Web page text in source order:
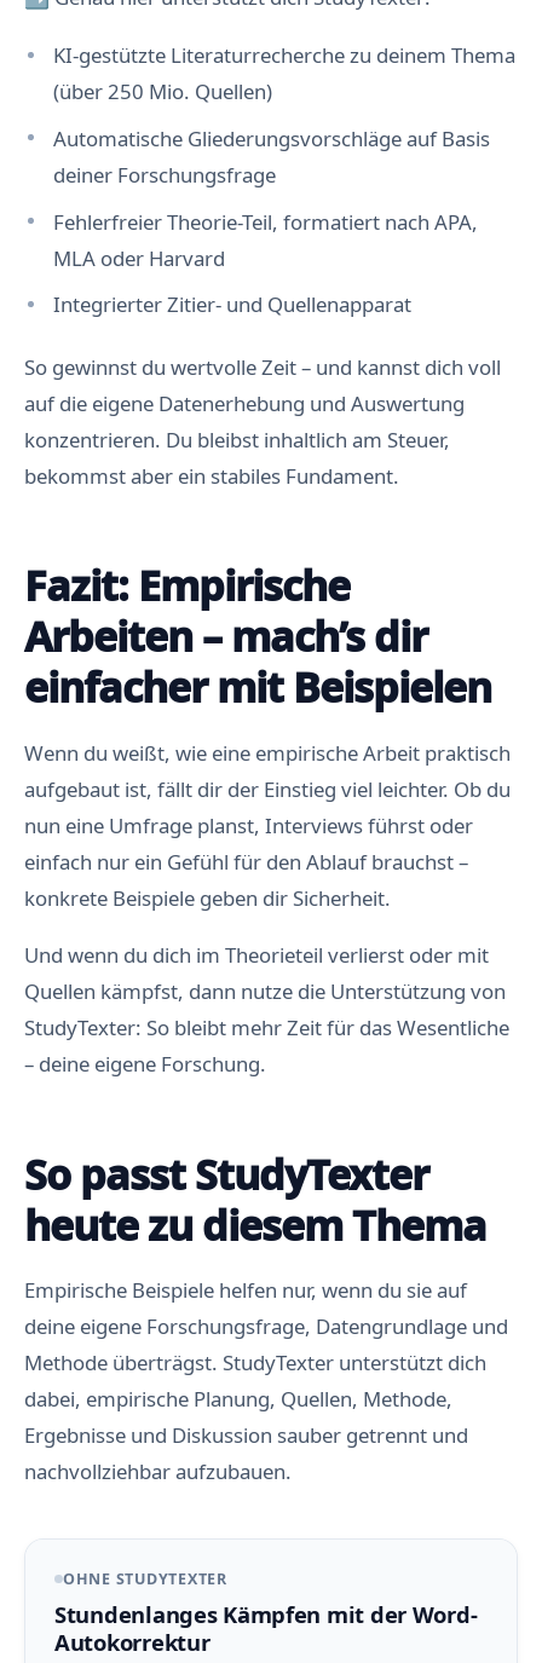
KI-gestützte Literaturrecherche zu deinem Thema
(über 250 Mio. Quellen)
Automatische Gliederungsvorschläge auf Basis
deiner Forschungsfrage
Fehlerfreier Theorie-Teil, formatiert nach APA,
MLA oder Harvard
Integrierter Zitier- und Quellenapparat
So gewinnst du wertvolle Zeit – und kannst dich voll
auf die eigene Datenerhebung und Auswertung
konzentrieren. Du bleibst inhaltlich am Steuer,
bekommst aber ein stabiles Fundament.
Fazit: Empirische
Arbeiten – mach’s dir
einfacher mit Beispielen
Wenn du weißt, wie eine empirische Arbeit praktisch
aufgebaut ist, fällt dir der Einstieg viel leichter. Ob du
nun eine Umfrage planst, Interviews führst oder
einfach nur ein Gefühl für den Ablauf brauchst –
konkrete Beispiele geben dir Sicherheit.
Und wenn du dich im Theorieteil verlierst oder mit
Quellen kämpfst, dann nutze die Unterstützung von
StudyTexter: So bleibt mehr Zeit für das Wesentliche
– deine eigene Forschung.
So passt StudyTexter
heute zu diesem Thema
Empirische Beispiele helfen nur, wenn du sie auf
deine eigene Forschungsfrage, Datengrundlage und
Methode überträgst. StudyTexter unterstützt dich
dabei, empirische Planung, Quellen, Methode,
Ergebnisse und Diskussion sauber getrennt und
nachvollziehbar aufzubauen.
OHNE STUDYTEXTER
Stundenlanges Kämpfen mit der Word-
Autokorrektur